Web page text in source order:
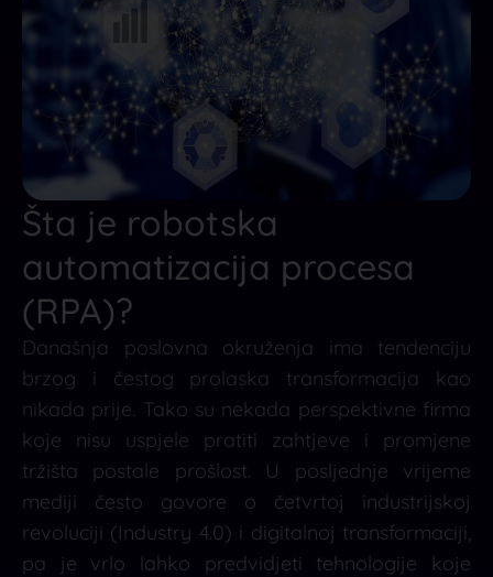
Šta je robotska
automatizacija procesa
(RPA)?
Današnja poslovna okruženja ima tendenciju
brzog i čestog prolaska transformacija kao
nikada prije. Tako su nekada perspektivne firma
koje nisu uspjele pratiti zahtjeve i promjene
tržišta postale prošlost. U posljednje vrijeme
mediji često govore o četvrtoj industrijskoj
revoluciji (Industry 4.0) i digitalnoj transformaciji,
pa je vrlo lahko predvidjeti tehnologije koje